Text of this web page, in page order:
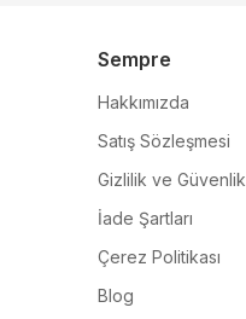
Sempre
Hakkımızda
Satış Sözleşmesi
Gizlilik ve Güvenlik
İade Şartları
Çerez Politikası
Blog